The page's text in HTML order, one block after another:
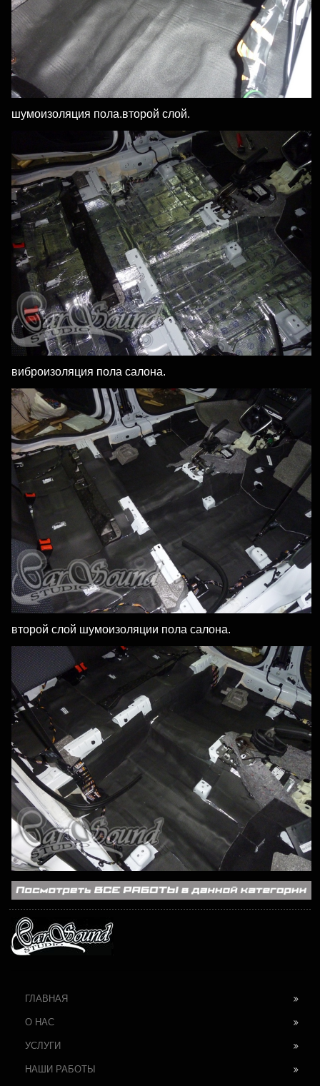
шумоизоляция пола.второй слой.
виброизоляция пола салона.
второй слой шумоизоляции пола салона.
ГЛАВНАЯ
О НАС
УСЛУГИ
НАШИ РАБОТЫ